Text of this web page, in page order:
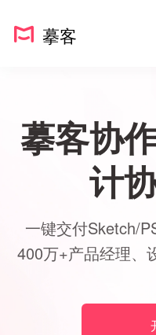
摹客
摹客协
计
一键交付Sketch/
400万+产品经理、